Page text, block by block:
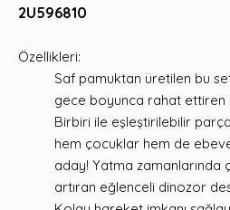
2U596810
Özellikleri:
Saf pamuktan üretilen bu
gece boyunca rahat
Birbiri ile eşleştirilebilir
hem çocuklar hem de
aday! Yatma zamanlarında
artıran eğlenceli dinozor